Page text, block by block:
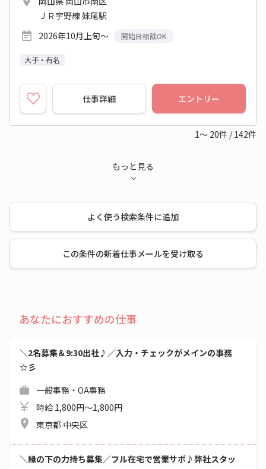
ＪＲ宇野線 妹尾駅
2026年10月上旬～
開始日相談OK
大手・有名
仕事詳細 エントリー
1～ 20件 / 142件
もっと見る
よく使う検索条件に追加
この条件の新着仕事メールを受け取る
あなたにおすすめの仕事
＼2名募集＆9:30出社♪／入力・チェックがメインの事務
☆彡
一般事務・OA事務
時給 1,800円～1,800円
東京都 中央区
＼縁の下の力持ち募集／フル在宅で営業サポ♪弊社スタッ